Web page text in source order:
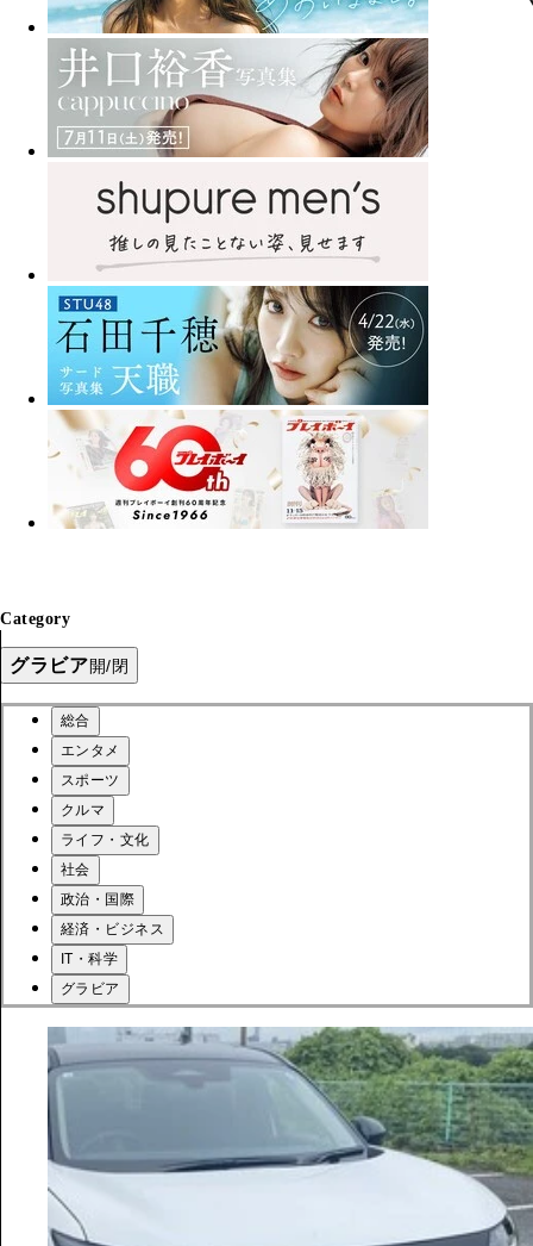
Category
グラビア開/閉
総合
エンタメ
スポーツ
クルマ
ライフ・文化
社会
政治・国際
経済・ビジネス
IT・科学
グラビア